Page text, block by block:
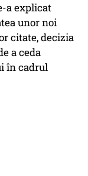
a explicat
unor noi
citate, decizia
a ceda
în cadrul